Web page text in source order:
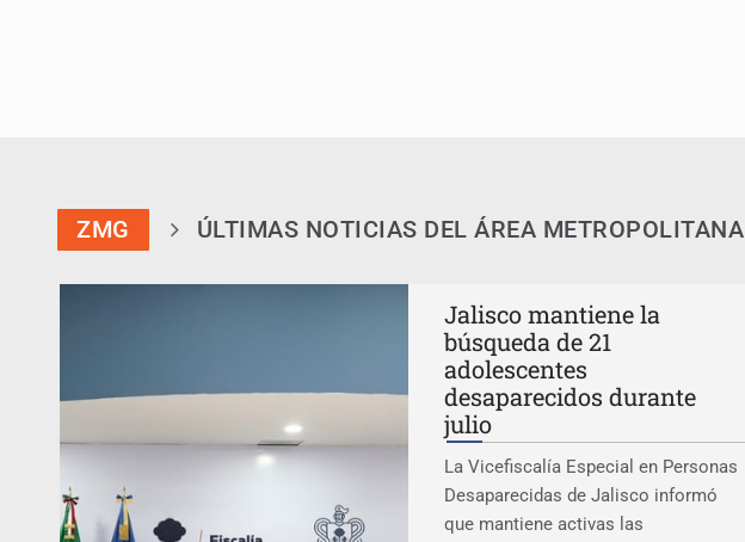
ZMG ÚLTIMAS NOTICIAS DEL ÁREA METROPOLITANA
Jalisco mantiene la
búsqueda de 21
adolescentes
desaparecidos durante
julio
La Vicefiscalía Especial en Personas
Desaparecidas de Jalisco informó
que mantiene activas las